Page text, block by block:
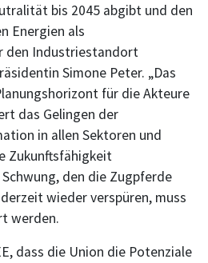
bis 2045 abgibt und den
Energien als
den Industriestandort
Simone Peter. „Das
für die Akteure
das Gelingen der
in allen Sektoren und
Zukunftsfähigkeit
den die Zugpferde
wieder verspüren, muss
werden.
dass die Union die Potenziale